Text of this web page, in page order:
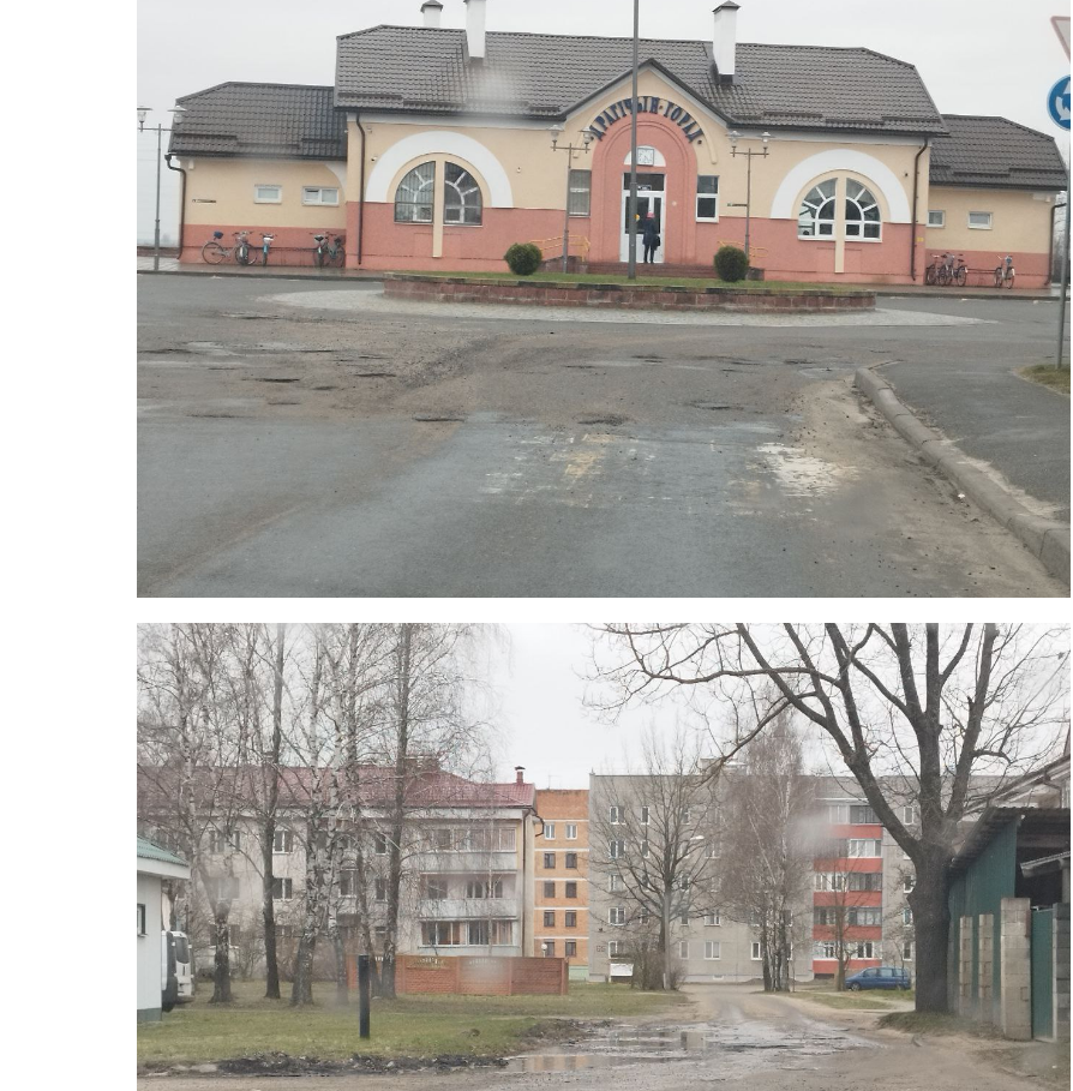
Газета
"Драгічынскі Веснік"
ПОДПИСАТЬСЯ
Редакция "ДВ"
Наша гісторыя
Контакты
Правила использования материалов
Электронные обращения